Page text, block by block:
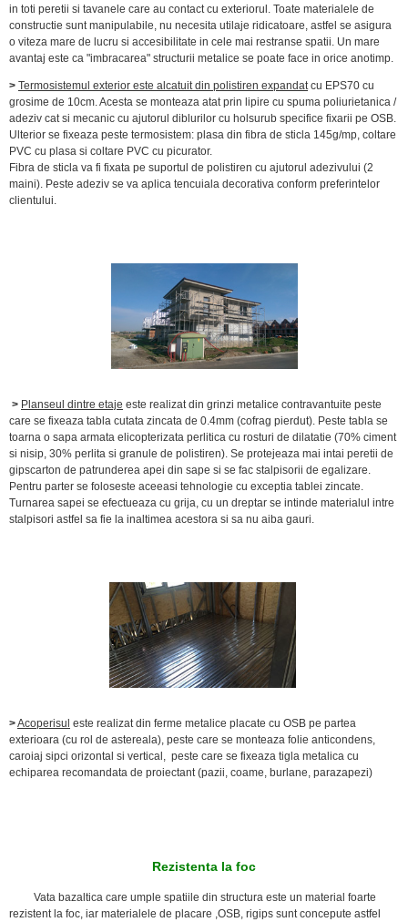
in toti peretii si tavanele care au contact cu exteriorul. Toate materialele de
constructie sunt manipulabile, nu necesita utilaje ridicatoare, astfel se asigura
o viteza mare de lucru si accesibilitate in cele mai restranse spatii. Un mare
avantaj este ca "imbracarea" structurii metalice se poate face in orice anotimp.
> Termosistemul exterior este alcatuit din polistiren expandat cu EPS70 cu
grosime de 10cm. Acesta se monteaza atat prin lipire cu spuma poliurietanica /
adeziv cat si mecanic cu ajutorul diblurilor cu holsurub specifice fixarii pe OSB.
Ulterior se fixeaza peste termosistem: plasa din fibra de sticla 145g/mp, coltare
PVC cu plasa si coltare PVC cu picurator.
Fibra de sticla va fi fixata pe suportul de polistiren cu ajutorul adezivului (2
maini). Peste adeziv se va aplica tencuiala decorativa conform preferintelor
clientului.
> Planseul dintre etaje este realizat din grinzi metalice contravantuite peste
care se fixeaza tabla cutata zincata de 0.4mm (cofrag pierdut). Peste tabla se
toarna o sapa armata elicopterizata perlitica cu rosturi de dilatatie (70% ciment
si nisip, 30% perlita si granule de polistiren). Se protejeaza mai intai peretii de
gipscarton de patrunderea apei din sape si se fac stalpisorii de egalizare.
Pentru parter se foloseste aceeasi tehnologie cu exceptia tablei zincate.
Turnarea sapei se efectueaza cu grija, cu un dreptar se intinde materialul intre
stalpisori astfel sa fie la inaltimea acestora si sa nu aiba gauri.
>Acoperisul este realizat din ferme metalice placate cu OSB pe partea
exterioara (cu rol de astereala), peste care se monteaza folie anticondens,
caroiaj sipci orizontal si vertical, peste care se fixeaza tigla metalica cu
echiparea recomandata de proiectant (pazii, coame, burlane, parazapezi)
Rezistenta la foc
Vata bazaltica care umple spatiile din structura este un material foarte
rezistent la foc, iar materialele de placare ,OSB, rigips sunt concepute astfel